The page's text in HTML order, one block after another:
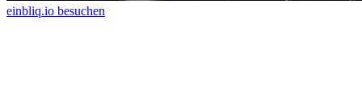
einbliq.io besuchen